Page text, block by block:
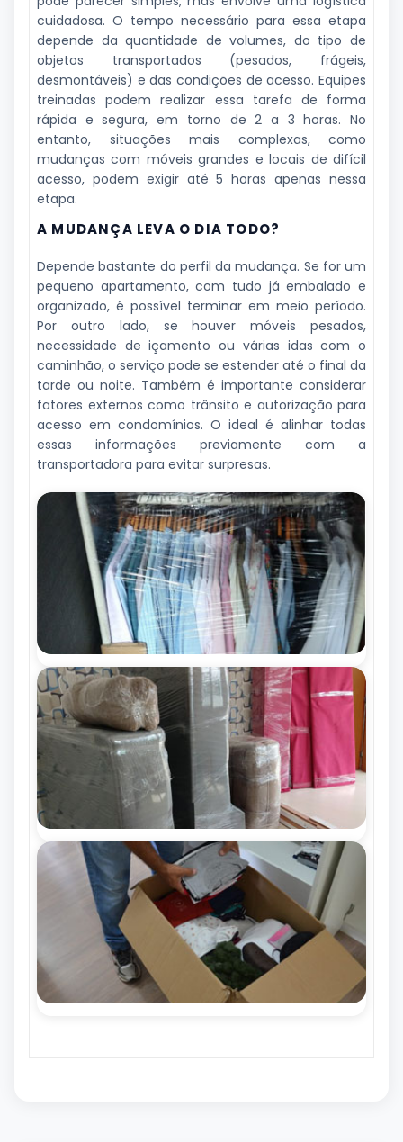
cuidadosa. O tempo necessário para essa etapa
depende da quantidade de volumes, do tipo de
objetos transportados (pesados, frágeis,
desmontáveis) e das condições de acesso. Equipes
treinadas podem realizar essa tarefa de forma
rápida e segura, em torno de 2 a 3 horas. No
entanto, situações mais complexas, como
mudanças com móveis grandes e locais de difícil
acesso, podem exigir até 5 horas apenas nessa
etapa.
A MUDANÇA LEVA O DIA TODO?
Depende bastante do perfil da mudança. Se for um
pequeno apartamento, com tudo já embalado e
organizado, é possível terminar em meio período.
Por outro lado, se houver móveis pesados,
necessidade de içamento ou várias idas com o
caminhão, o serviço pode se estender até o final da
tarde ou noite. Também é importante considerar
fatores externos como trânsito e autorização para
acesso em condomínios. O ideal é alinhar todas
essas informações previamente com a
transportadora para evitar surpresas.